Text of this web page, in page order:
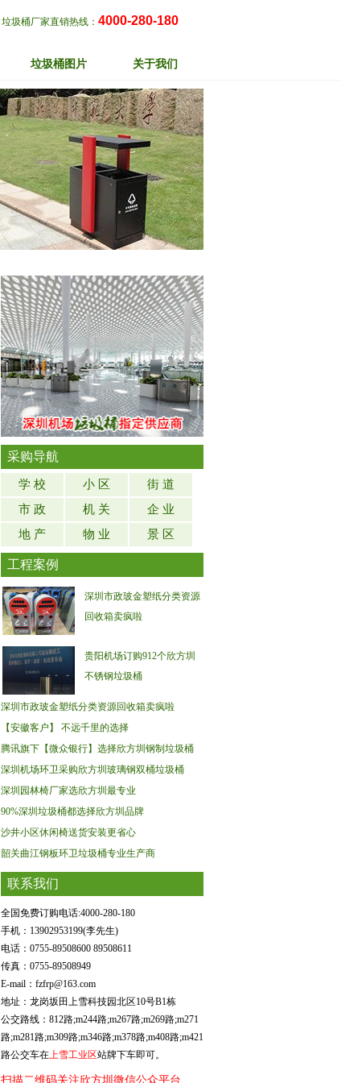
垃圾桶厂家直销热线： 4000-280-180
垃圾桶图片 关于我们
采购导航
学 校 小 区
街 道
市 政
机 关
企 业
地 产
物 业 景 区
工程案例
深圳市政玻金塑纸分类资源
回收箱卖疯啦
贵阳机场订购912个欣方圳
不锈钢垃圾桶
深圳市政玻金塑纸分类资源回收箱卖疯啦
【安徽客户】 不远千里的选择
腾讯旗下【微众银行】选择欣方圳钢制垃圾桶
深圳机场环卫采购欣方圳玻璃钢双桶垃圾桶
深圳园林椅厂家选欣方圳最专业
90%深圳垃圾桶都选择欣方圳品牌
沙井小区休闲椅送货安装更省心
韶关曲江钢板环卫垃圾桶专业生产商
联系我们
全国免费订购电话:4000-280-180
手机：13902953199(李先生)
电话：0755-89508600 89508611
传真：0755-89508949
E-mail：fzfrp@163.com
地址：龙岗坂田上雪科技园北区10号B1栋
公交路线：812路;m244路;m267路;m269路;m271
路;m281路;m309路;m346路;m378路;m408路;m421
路公交车在上雪工业区站牌下车即可。
扫描二维码关注欣方圳微信公众平台